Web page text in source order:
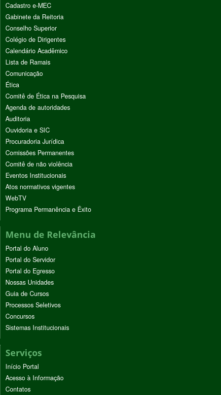
Cadastro e-MEC
Gabinete da Reitoria
Conselho Superior
Colégio de Dirigentes
Calendário Acadêmico
Lista de Ramais
Comunicação
Ética
Comitê de Ética na Pesquisa
Agenda de autoridades
Auditoria
Ouvidoria e SIC
Procuradoria Jurídica
Comissões Permanentes
Comitê de não violência
Eventos Institucionais
Atos normativos vigentes
WebTV
Programa Permanência e Êxito
Menu de Relevância
Portal do Aluno
Portal do Servidor
Portal do Egresso
Nossas Unidades
Guia de Cursos
Processos Seletivos
Concursos
Sistemas Institucionais
Serviços
Início Portal
Acesso à Informação
Contatos